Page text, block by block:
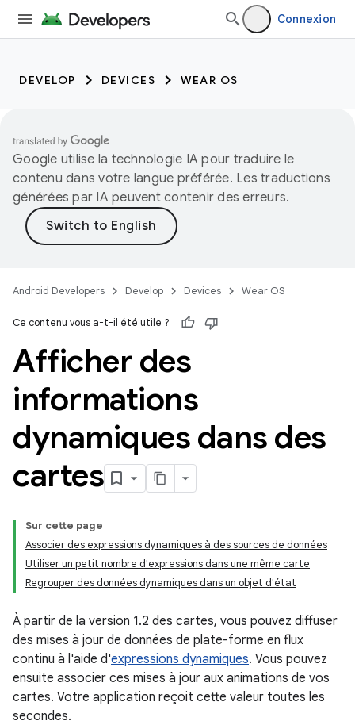
Connexion
DEVELOP DEVICES WEAR OS
Google utilise la technologie IA pour traduire le
contenu dans votre langue préférée. Les traductions
générées par IA peuvent contenir des erreurs.
Android Developers Develop Devices Wear OS
Ce contenu vous a-t-il été utile ?
Afficher des
informations
dynamiques dans des
cartes
Sur cette page
Associer des expressions dynamiques à des sources de données
Utiliser un petit nombre d'expressions dans une même carte
Regrouper des données dynamiques dans un objet d'état
À partir de la version 1.2 des cartes, vous pouvez diffuser
des mises à jour de données de plate-forme en flux
continu à l'aide d'expressions dynamiques. Vous pouvez
ensuite associer ces mises à jour aux animations de vos
cartes. Votre application reçoit cette valeur toutes les
secondes.